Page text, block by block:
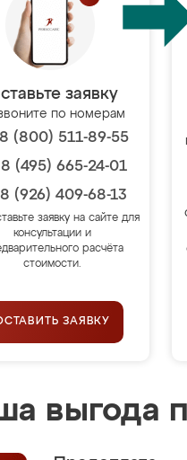
заявку
по номерам
8 (800) 511-89-55
8 (495) 665-24-01
8 (926) 409-68-13
заявку на сайте для
консультации и
расчёта
стоимости.
ЗАЯВКУ
выгода